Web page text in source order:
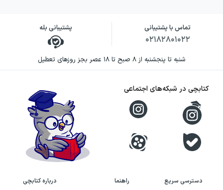
تماس با پشتیبانی
۰۲۱۸۲۸۰۱۰۲۲
پشتیبانی بله
شنبه تا پنجشنبه از ۸ صبح تا ۱۸ عصر بجز روزهای تعطیل
دسترسی سریع
راهنما
درباره کتابچی
کتابچی در شبکه‌های اجتماعی